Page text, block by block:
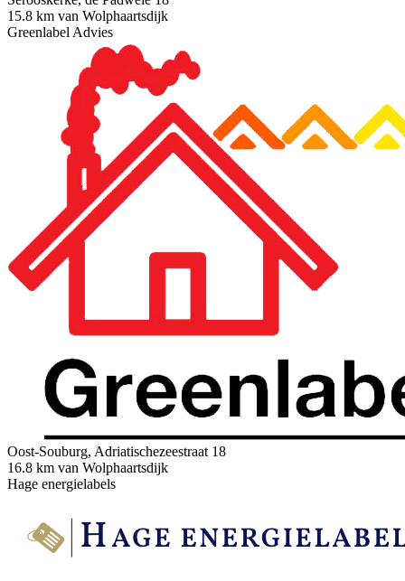
15.8 km van Wolphaartsdijk
Greenlabel Advies
Oost-Souburg, Adriatischezeestraat 18
16.8 km van Wolphaartsdijk
Hage energielabels